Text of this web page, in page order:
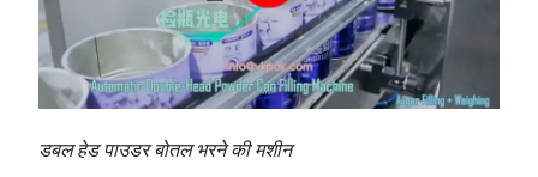
डबल हेड पाउडर बोतल भरने की मशीन